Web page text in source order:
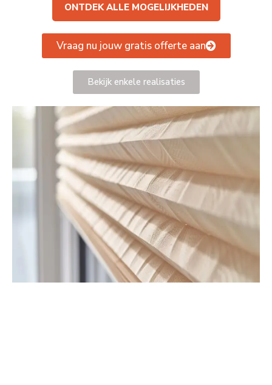
ONTDEK ALLE MOGELIJKHEDEN
Vraag nu jouw gratis offerte aan
Bekijk enkele realisaties